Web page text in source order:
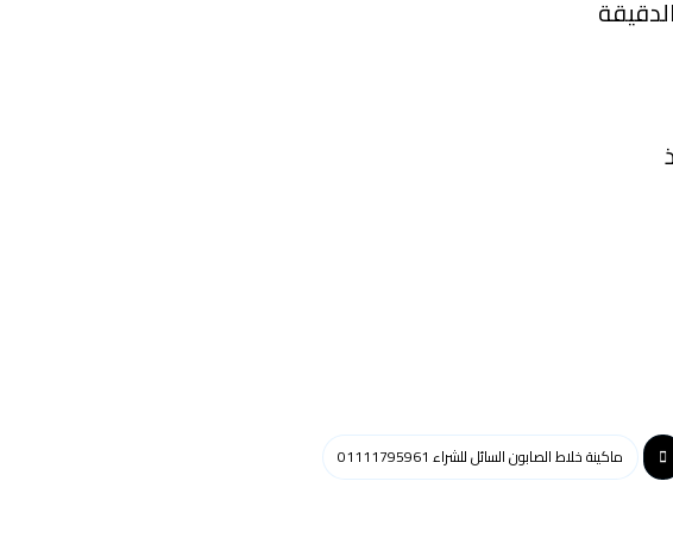
ماكينة خلاط الصابون السائل للشراء 01111795961